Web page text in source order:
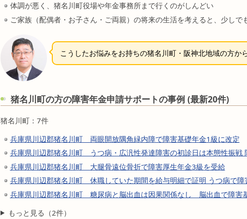
体調が悪く、猪名川町役場や年金事務所まで行くのがしんどい
ご家族（配偶者・お子さん・ご両親）の将来の生活を考えると、少しで
こうしたお悩みをお持ちの猪名川町・阪神北地域の方か
猪名川町の方の障害年金申請サポートの事例 (最新20件)
猪名川町：7件
兵庫県川辺郡猪名川町 両眼開放隅角緑内障で障害基礎年金1級に改定
兵庫県川辺郡猪名川町 うつ病・広汎性発達障害の初診日は本態性振戦
兵庫県川辺郡猪名川町 大腿骨遠位骨折で障害厚生年金3級を受給
兵庫県川辺郡猪名川町 休職していた期間を給与明細で証明 うつ病で障
兵庫県川辺郡猪名川町 糖尿病と脳出血は因果関係なし 脳出血で障害
もっと見る（2件）